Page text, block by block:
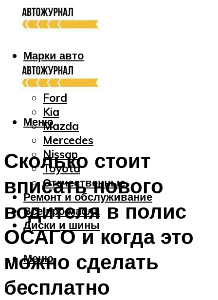
Марки авто
Audi
Bmw
Ford
Kia
Mazda
Mercedes
Nissan
Toyota
Отечественные
Ремонт и обслуживание
Все про масла
Диски и шины
Меню
Меню
Сколько стоит
вписать нового
водителя в полис
ОСАГО и когда это
можно сделать
бесплатно